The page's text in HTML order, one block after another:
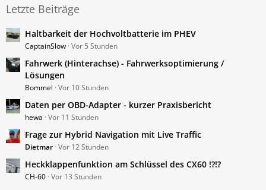
Letzte Beiträge
Haltbarkeit der Hochvoltbatterie im PHEV
CaptainSlow Vor 5 Stunden
Fahrwerk (Hinterachse) - Fahrwerksoptimierung /
Lösungen
Bommel Vor 10 Stunden
Daten per OBD-Adapter - kurzer Praxisbericht
hewa Vor 11 Stunden
Frage zur Hybrid Navigation mit Live Traffic
Dietmar Vor 12 Stunden
Heckklappenfunktion am Schlüssel des CX60 !?!?
CH-60 Vor 13 Stunden